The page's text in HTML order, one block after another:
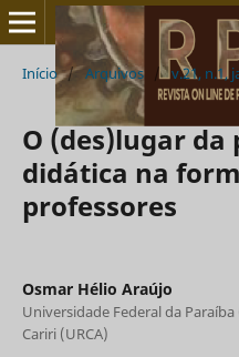
Início / Arquivos / v.21, n.1,
O (des)lugar da
didática na
professores
Osmar Hélio Araújo
Universidade Federal da
Cariri (URCA)